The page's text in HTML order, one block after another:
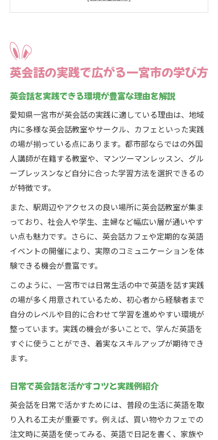
め
初めての英会話レッスンを体験した感想
英会話初心者におすすめのレッスン選び方
英会話レッスンの流れと実践ポイントを紹
介
講師との英会話実践で自信がつく理由とは
英会話教室で安心して学べる工夫を解説
英会話実践が日常生活に与える変化とは
一宮市の英会話サークル活用術を伝授
英会話を生活で活かす具体的なシーン事例
子どもも大人も楽しむ英会話実践ライフ
英会話学習を続けるための暮らしの工夫
実践を通じた英会話力アップの秘訣とは
英会話力を実践で伸ばすための習慣作り
マンツーマン英会話実践で得られる成果
英会話教室とサークルの活用法を比較解説
英会話実践を続けるためのモチベ維持法
英会話学習に最適な一宮市の選び方ガイド
自分に合う英会話教室の選び方を徹底解説
大人向け英会話実践スクール比較ポイント
英会話の実践で広がる一宮市の学び方
英会話を実践できる環境が豊富な理由を解説
愛知県一宮市が英会話の実践に適している理由は、地域
内に多様な英会話教室やサークル、カフェといった実践
の場が揃っている点にあります。都市部ならではの外国
人講師が在籍する教室や、マンツーマンレッスン、グル
ープレッスンなど自分に合った学習方法を選択できるの
が特徴です。
また、駅周辺やアクセスの良い場所に英会話教室が集ま
っており、社会人や学生、主婦など幅広い層が通いやす
い点も魅力です。さらに、英会話カフェや定期的な英語
イベントの開催により、実際のコミュニケーションを体
験できる機会が豊富です。
このように、一宮市では日常生活の中で英語を話す実践
の場が多く用意されているため、初心者から経験者まで
自分のレベルや目的に合わせて学習を進めやすい環境が
整っています。実践の機会が多いことで、学んだ英語を
すぐに使うことができ、着実なスキルアップが期待でき
ます。
日常で英会話を活かすコツと実践例紹介
英会話を日常で活かすためには、普段の生活に英語を取
り入れる工夫が重要です。例えば、買い物やカフェでの
注文時に英語を使ってみる、英語で日記を書く、家族や